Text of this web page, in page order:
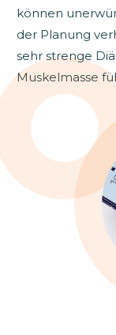
können
der Planung
sehr strenge
Muskelmasse